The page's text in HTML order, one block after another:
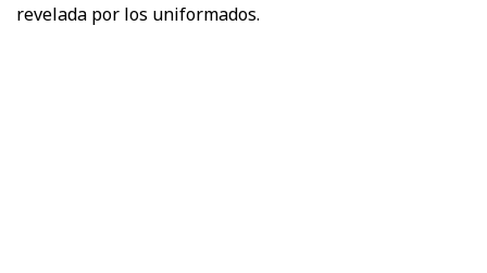
revelada por los uniformados.